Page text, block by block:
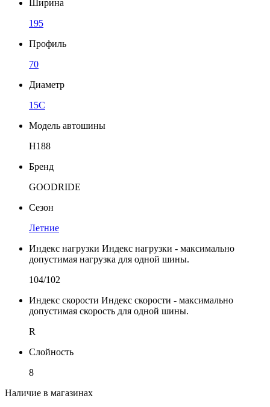
Ширина
195
Профиль
70
Диаметр
15C
Модель автошины
H188
Бренд
GOODRIDE
Сезон
Летние
Индекс нагрузки Индекс нагрузки - максимально
допустимая нагрузка для одной шины.
104/102
Индекс скорости Индекс скорости - максимально
допустимая скорость для одной шины.
R
Слойность
8
Наличие в магазинах